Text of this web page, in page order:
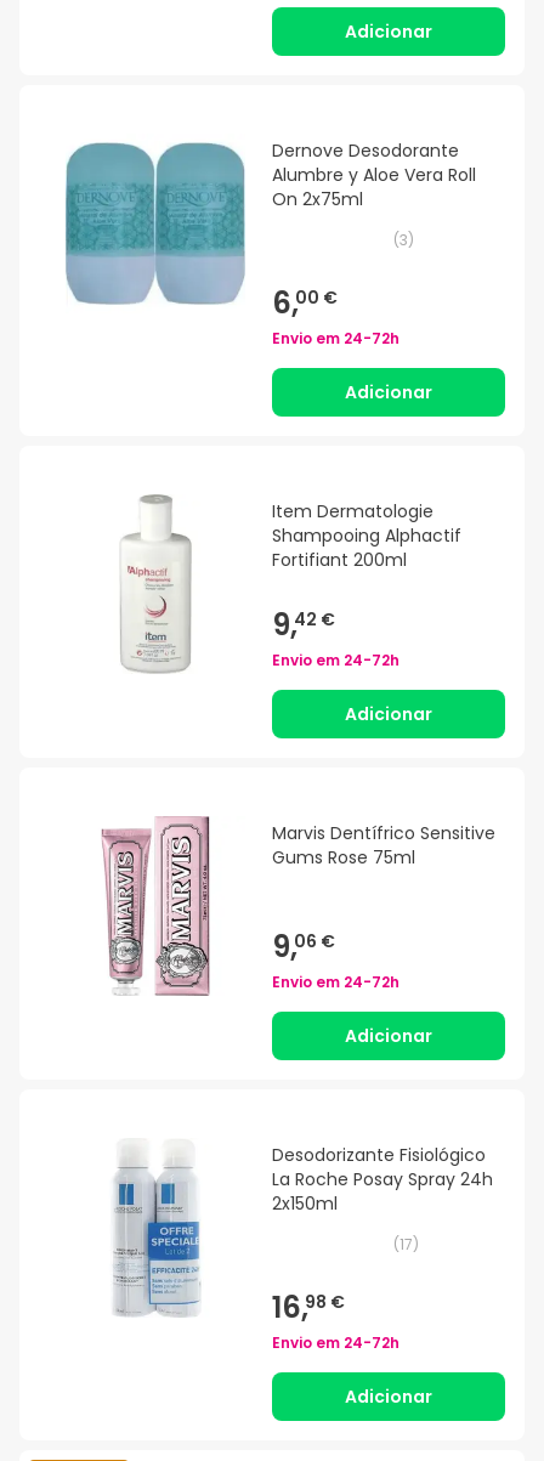
Adicionar
Dernove Desodorante
Alumbre y Aloe Vera Roll
On 2x75ml
(3)
6,00 €
Envio em 24-72h
Adicionar
Item Dermatologie
Shampooing Alphactif
Fortifiant 200ml
9,42 €
Envio em 24-72h
Adicionar
Marvis Dentífrico Sensitive
Gums Rose 75ml
9,06 €
Envio em 24-72h
Adicionar
Desodorizante Fisiológico
La Roche Posay Spray 24h
2x150ml
(17)
16,98 €
Envio em 24-72h
Adicionar